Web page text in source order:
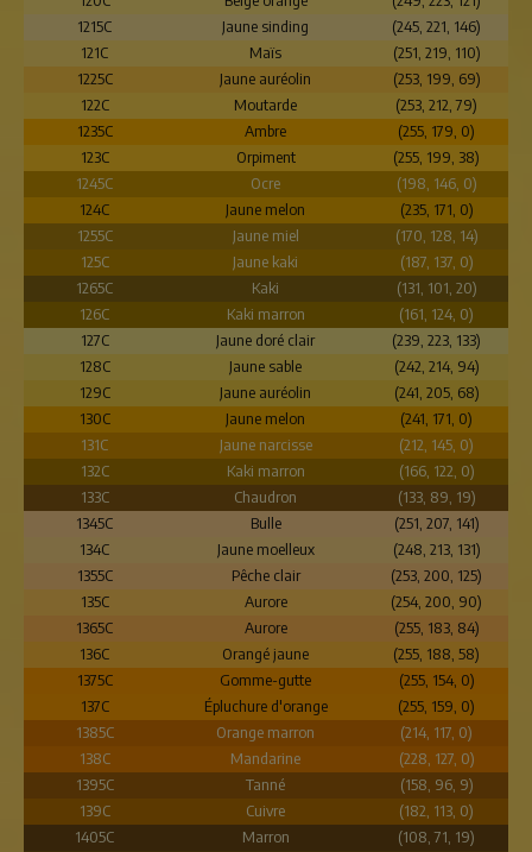
1215C
Jaune sinding
(245, 221, 146)
121C
Maïs
(251, 219, 110)
1225C
Jaune auréolin
(253, 199, 69)
122C
Moutarde
(253, 212, 79)
1235C
Ambre
(255, 179, 0)
123C
Orpiment
(255, 199, 38)
1245C
Ocre
(198, 146, 0)
124C
Jaune melon
(235, 171, 0)
1255C
Jaune miel
(170, 128, 14)
125C
Jaune kaki
(187, 137, 0)
1265C
Kaki
(131, 101, 20)
126C
Kaki marron
(161, 124, 0)
127C
Jaune doré clair
(239, 223, 133)
128C
Jaune sable
(242, 214, 94)
129C
Jaune auréolin
(241, 205, 68)
130C
Jaune melon
(241, 171, 0)
131C
Jaune narcisse
(212, 145, 0)
132C
Kaki marron
(166, 122, 0)
133C
Chaudron
(133, 89, 19)
1345C
Bulle
(251, 207, 141)
134C
Jaune moelleux
(248, 213, 131)
1355C
Pêche clair
(253, 200, 125)
135C
Aurore
(254, 200, 90)
1365C
Aurore
(255, 183, 84)
136C
Orangé jaune
(255, 188, 58)
1375C
Gomme-gutte
(255, 154, 0)
137C
Épluchure d'orange
(255, 159, 0)
1385C
Orange marron
(214, 117, 0)
138C
Mandarine
(228, 127, 0)
1395C
Tanné
(158, 96, 9)
139C
Cuivre
(182, 113, 0)
1405C
Marron
(108, 71, 19)